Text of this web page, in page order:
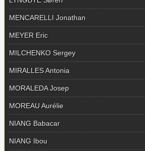
MENCARELLI Jonathan
MEYER Eric
MILCHENKO Sergey
MIRALLES Antonia
MORALEDA Josep
MOREAU Aurélie
NIANG Babacar
NIANG Ibou